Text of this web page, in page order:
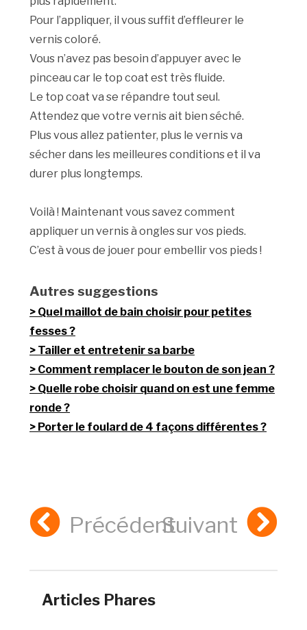
Pour l’appliquer, il vous suffit d’effleurer le
vernis coloré.
Vous n’avez pas besoin d’appuyer avec le
pinceau car le top coat est très fluide.
Le top coat va se répandre tout seul.
Attendez que votre vernis ait bien séché.
Plus vous allez patienter, plus le vernis va
sécher dans les meilleures conditions et il va
durer plus longtemps.
Voilà ! Maintenant vous savez comment
appliquer un vernis à ongles sur vos pieds.
C’est à vous de jouer pour embellir vos pieds !
Autres suggestions
Quel maillot de bain choisir pour petites
fesses ?
Tailler et entretenir sa barbe
Comment remplacer le bouton de son jean ?
Quelle robe choisir quand on est une femme
ronde ?
Porter le foulard de 4 façons différentes ?
PrécédentSuivant
Articles Phares